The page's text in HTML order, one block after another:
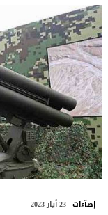
إضآءات- 23 أيار 2023